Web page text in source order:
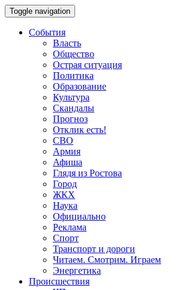
Toggle navigation
События
Власть
Общество
Острая ситуация
Политика
Образование
Культура
Скандалы
Прогноз
Отклик есть!
СВО
Армия
Афиша
Глядя из Ростова
Город
ЖКХ
Наука
Официально
Реклама
Спорт
Транспорт и дороги
Читаем. Смотрим. Играем
Энергетика
Происшествия